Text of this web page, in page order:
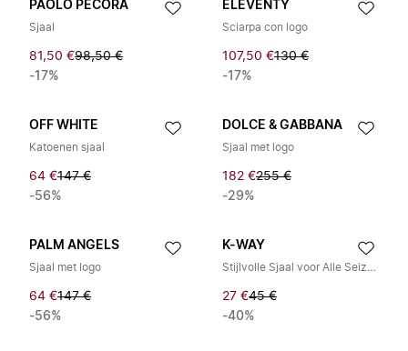
PAOLO PECORA
Sjaal
81,50 €98,50 €
-17%
ELEVENTY
Sciarpa con logo
107,50 €130 €
-17%
OFF WHITE
Katoenen sjaal
64 €147 €
-56%
DOLCE & GABBANA
Sjaal met logo
182 €255 €
-29%
PALM ANGELS
Sjaal met logo
64 €147 €
-56%
K-WAY
Stijlvolle Sjaal voor Alle Seizoenen
27 €45 €
-40%